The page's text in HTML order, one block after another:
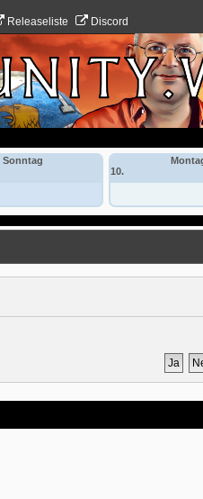
Releaseliste Discord
Sonntag
10.